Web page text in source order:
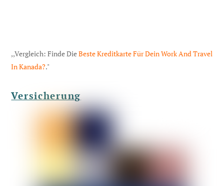
,,Vergleich: Finde DieBeste Kreditkarte Für Dein Work And Travel
In Kanada?."
Versicherung